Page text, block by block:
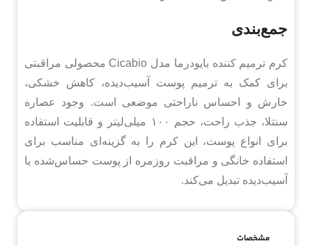
جمع‌بندی
کرم ترمیم کننده بایودرما مدل Cicabio محصولی مراقبتی
برای کمک به ترمیم پوست آسیب‌دیده، کاهش خشکی،
خارش و احساس ناراحتی موضعی است. وجود عصاره
سنتلا، جذب راحت، حجم ۱۰۰ میلی‌لیتر و قابلیت استفاده
برای انواع پوست، این کرم را به گزینه‌ای مناسب برای
استفاده خانگی و مراقبت روزمره از پوست حساس‌شده یا
آسیب‌دیده تبدیل می‌کند.
مشخصات